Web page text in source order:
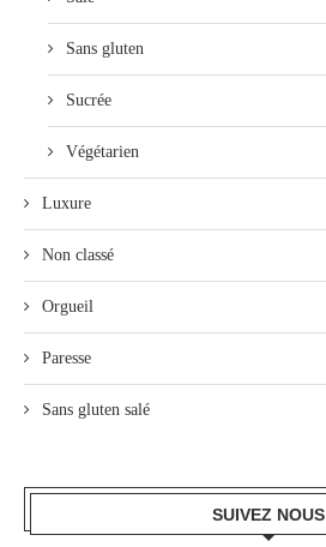
Sans gluten
Sucrée
Végétarien
Luxure
Non classé
Orgueil
Paresse
Sans gluten salé
SUIVEZ NOUS